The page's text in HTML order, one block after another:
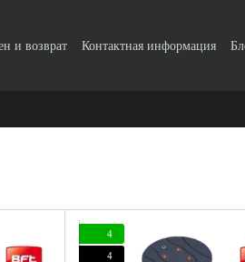
и возврат Контактная информация
4
4